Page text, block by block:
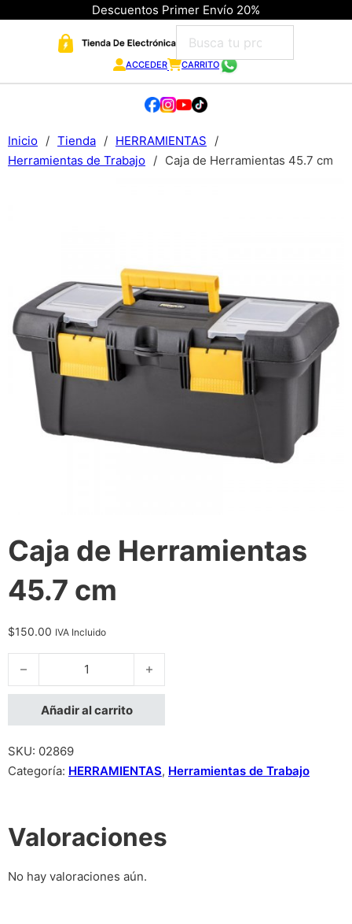
Descuentos Primer Envío 20%
ACCEDER CARRITO
Inicio / Tienda / HERRAMIENTAS
/
Herramientas de Trabajo / Caja de Herramientas 45.7 cm
Caja de Herramientas
45.7 cm
$150.00 IVA Incluido
Caja de Herramientas 45.7 cm cantidad
Añadir al carrito
SKU: 02869
Categoría: HERRAMIENTAS, Herramientas de Trabajo
Valoraciones
No hay valoraciones aún.